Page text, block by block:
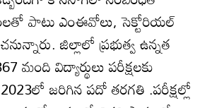
పాటు ఎంఈవోలు, సెక్టోరియల్‌
జిల్లాలో ప్రభుత్వ ఉన్నత
మంది విద్యార్థులు పరీక్షలకు
2023లో జరిగిన పదో తరగతి .పరీక్షల్లో